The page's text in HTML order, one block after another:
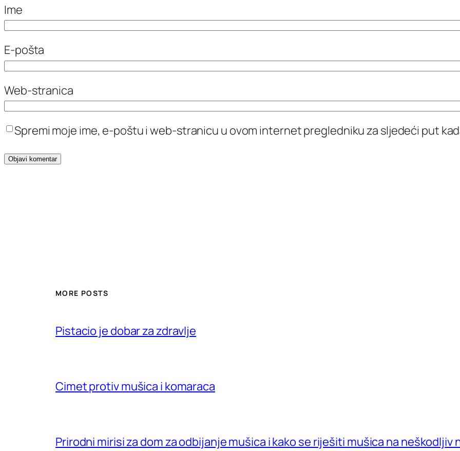
Ime
E-pošta
Web-stranica
Spremi moje ime, e-poštu i web-stranicu u ovom internet pregledniku za sljedeći put
MORE POSTS
Pistacio je dobar za zdravlje
Cimet protiv mušica i komaraca
Prirodni mirisi za dom za odbijanje mušica i kako se riješiti mušica na neškodljiv